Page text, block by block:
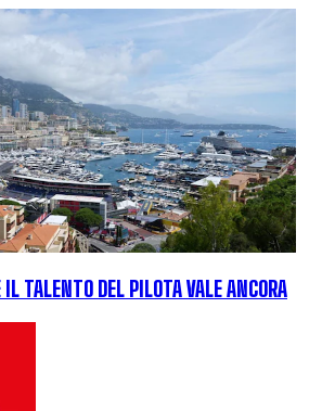
IL TALENTO DEL PILOTA VALE ANCORA